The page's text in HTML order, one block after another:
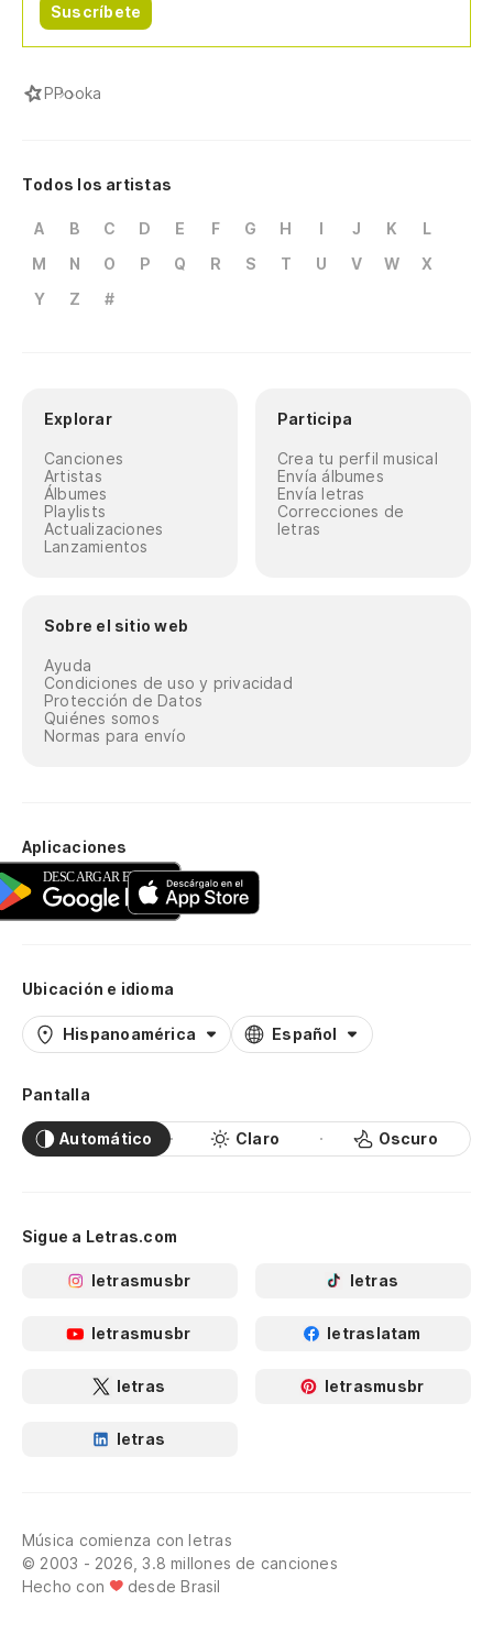
Suscríbete
PPooka
Todos los artistas
A B C D E F G H I J K
L
M
N O P Q R S T U V W
X
Y
Z #
Explorar
Canciones
Artistas
Álbumes
Playlists
Actualizaciones
Lanzamientos
Participa
Crea tu perfil musical
Envía álbumes
Envía letras
Correcciones de
letras
Sobre el sitio web
Ayuda
Condiciones de uso y privacidad
Protección de Datos
Quiénes somos
Normas para envío
Aplicaciones
Ubicación e idioma
Hispanoamérica Español
Pantalla
Automático Claro Oscuro
Sigue a Letras.com
letrasmusbr letras
letrasmusbr letraslatam
letras letrasmusbr
letras
Música comienza con letras
© 2003 - 2026, 3.8 millones de canciones
Hecho con
desde Brasil